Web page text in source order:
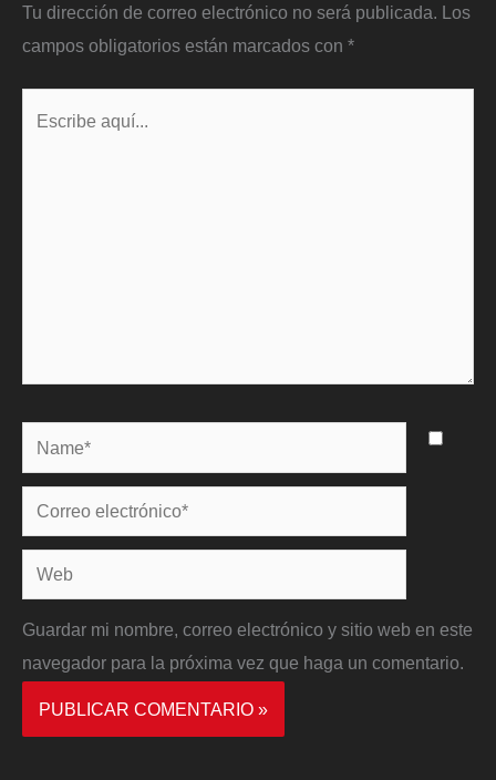
Tu dirección de correo electrónico no será publicada. Los
campos obligatorios están marcados con *
Name*
Correo
electrónico*
Web
Guardar mi nombre, correo electrónico y sitio web en este
navegador para la próxima vez que haga un comentario.